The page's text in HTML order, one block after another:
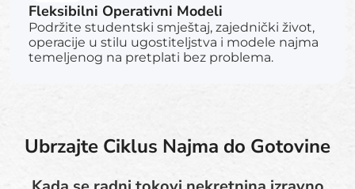
Fleksibilni Operativni Modeli
Podržite studentski smještaj, zajednički život,
operacije u stilu ugostiteljstva i modele najma
temeljenog na pretplati bez problema.
Ubrzajte Ciklus Najma do Gotovine